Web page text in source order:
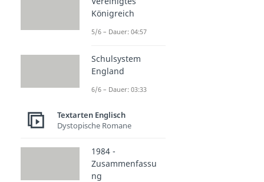
Königreich
5/6 – Dauer: 04:57
Schulsystem
England
6/6 – Dauer: 03:33
Textarten Englisch
Dystopische Romane
1984 -
Zusammenfassu
ng